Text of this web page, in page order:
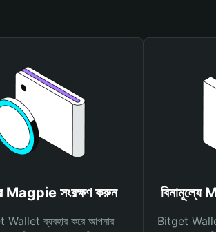
Magpie সংরক্ষণ করুন
ব্যবহার করে আপনার
বিনামূল্যে
Bitget Wallet